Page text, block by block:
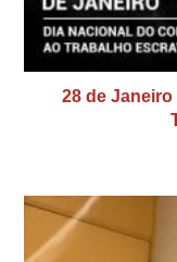
28 de